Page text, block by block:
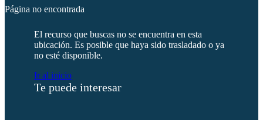
Página no encontrada
El recurso que buscas no se encuentra en esta
ubicación. Es posible que haya sido trasladado o ya
no esté disponible.
Ir al inicio
Te puede interesar